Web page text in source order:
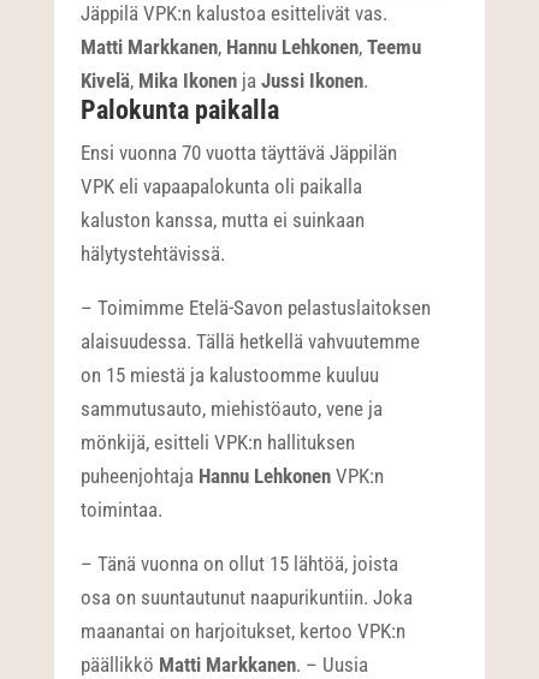
Jäppilä VPK:n kalustoa esittelivät vas.
Matti Markkanen, Hannu Lehkonen,Teemu
Kivelä, Mika Ikonen jaJussi Ikonen.
Palokunta paikalla
Ensi vuonna 70 vuotta täyttävä Jäppilän
VPK eli vapaapalokunta oli paikalla
kaluston kanssa, mutta ei suinkaan
hälytystehtävissä.
– Toimimme Etelä-Savon pelastuslaitoksen
alaisuudessa. Tällä hetkellä vahvuutemme
on 15 miestä ja kalustoomme kuuluu
sammutusauto, miehistöauto, vene ja
mönkijä, esitteli VPK:n hallituksen
puheenjohtaja Hannu LehkonenVPK:n
toimintaa.
– Tänä vuonna on ollut 15 lähtöä, joista
osa on suuntautunut naapurikuntiin. Joka
maanantai on harjoitukset, kertoo VPK:n
päällikkö Matti Markkanen. – Uusia